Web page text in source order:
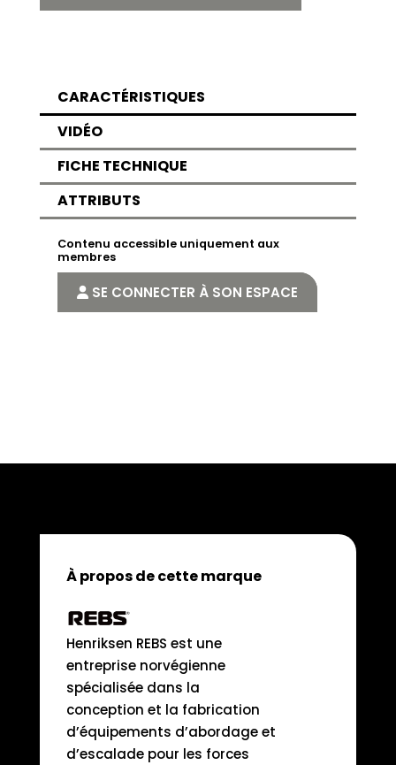
CARACTÉRISTIQUES
VIDÉO
FICHE TECHNIQUE
ATTRIBUTS
Contenu accessible uniquement aux
membres
SE CONNECTER À SON ESPACE
À propos de cette marque
Henriksen REBS est une
entreprise norvégienne
spécialisée dans la
conception et la fabrication
d’équipements d’abordage et
d’escalade pour les forces